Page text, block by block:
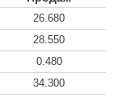
26.680
28.550
0.480
34.300